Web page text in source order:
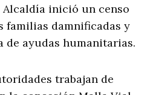
Alcaldía inició un censo
familias damnificadas y
de ayudas humanitarias.
trabajan de